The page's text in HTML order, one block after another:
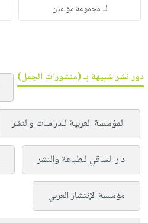
لـ مجموعة مؤلفين
دور نشر شبيهة بـ (منشورات الجمل)
المؤسسة العربية للدراسات والنشر
دار الساقي للطباعة والنشر
مؤسسة الإنتشار العربي